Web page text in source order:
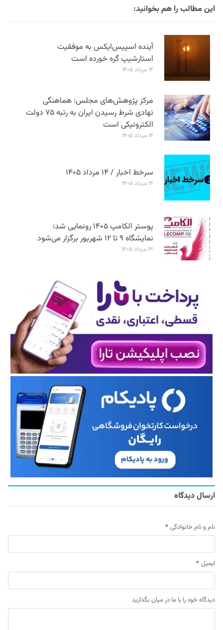
این مطالب را هم بخوانید:
آینده اسپیس‌ایکس به موفقیت
استارشیپ گره خورده است
۱۴ مرداد ۱۴۰۵
مرکز پژوهش‌های مجلس: هماهنگی
نهادی شرط رسیدن ایران به رتبه ۷۵ دولت
الکترونیکی است
۱۴ مرداد ۱۴۰۵
سرخط اخبار / ۱۴ مرداد ۱۴۰۵
۱۴ مرداد ۱۴۰۵
پوستر الکامپ ۱۴۰۵ رونمایی شد؛
نمایشگاه ۹ تا ۱۲ شهریور برگزار می‌شود
۱۳ مرداد ۱۴۰۵
ارسال دیدگاه
نام و نام خانوادگی *
ایمیل *
دیدگاه خود را با ما در میان بگذارید